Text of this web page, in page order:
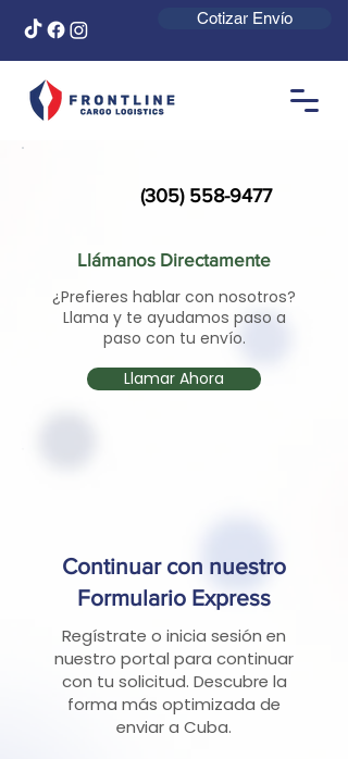
Cotizar Envío
(305) 558-9477
Llámanos Directamente
¿Prefieres hablar con nosotros?
Llama y te ayudamos paso a
paso con tu envío.
Llamar Ahora
Continuar con nuestro
Formulario Express
Regístrate o inicia sesión en
nuestro portal para continuar
con tu solicitud. Descubre la
forma más optimizada de
enviar a Cuba.